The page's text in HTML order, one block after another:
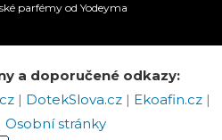
parfémyod Yodeyma
a doporučené odkazy:
| DotekSlova.cz | Ekoafin.cz |
Osobní stránky